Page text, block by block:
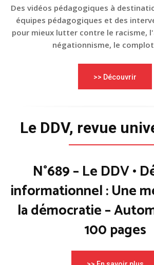
Des vidéos pédagogiques à
équipes pédagogiques et des
pour mieux lutter contre le racisme,
négationnisme, le
>> Découvrir
Le DDV, revue
N°689 – Le DDV •
informationnel : Une
la démocratie –
100 pages